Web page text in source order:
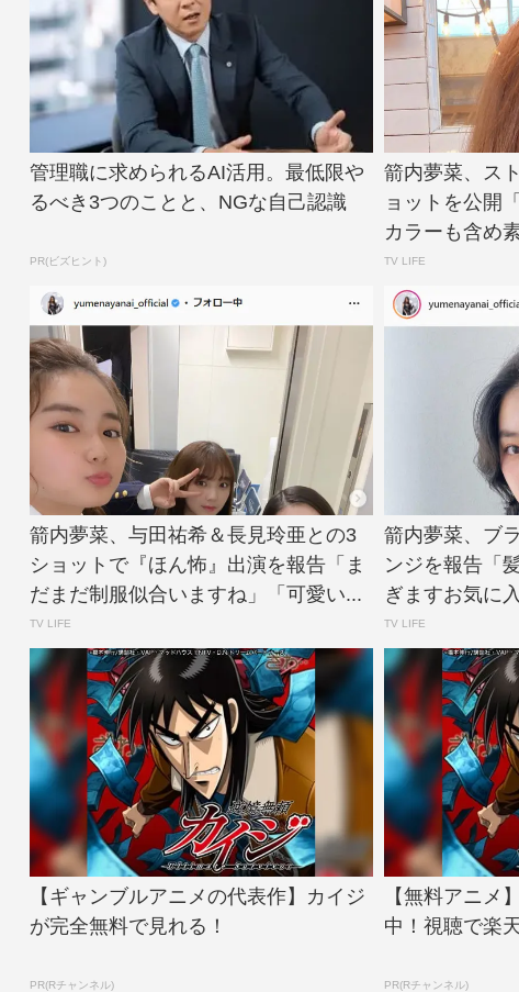
管理職に求められるAI活用。最低限や
るべき3つのことと、NGな自己認識
PR(ビズヒント)
箭内夢菜、ス
ョットを公開
カラーも含め
TV LIFE
箭内夢菜、与田祐希＆長見玲亜との3
ショットで『ほん怖』出演を報告「ま
だまだ制服似合いますね」「可愛い...
TV LIFE
箭内夢菜、ブ
ンジを報告「
ぎますお気に
TV LIFE
【ギャンブルアニメの代表作】カイジ
が完全無料で見れる！
PR(Rチャンネル)
【無料アニメ
中！視聴で楽
PR(Rチャンネル)